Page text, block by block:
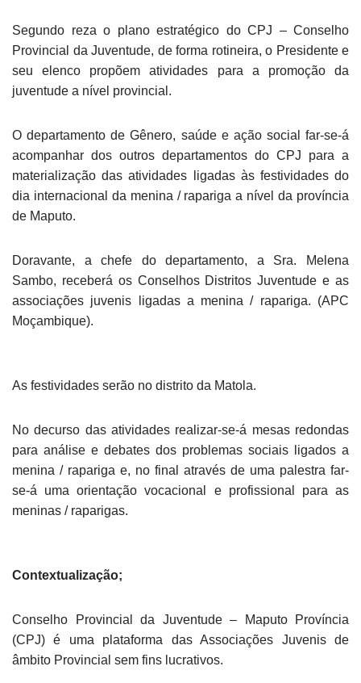
Segundo reza o plano estratégico do CPJ – Conselho
Provincial da Juventude, de forma rotineira, o Presidente e
seu elenco propõem atividades para a promoção da
juventude a nível provincial.
O departamento de Gênero, saúde e ação social far-se-á
acompanhar dos outros departamentos do CPJ para a
materialização das atividades ligadas às festividades do
dia internacional da menina / rapariga a nível da província
de Maputo.
Doravante, a chefe do departamento, a Sra. Melena
Sambo, receberá os Conselhos Distritos Juventude e as
associações juvenis ligadas a menina / rapariga. (APC
Moçambique).
As festividades serão no distrito da Matola.
No decurso das atividades realizar-se-á mesas redondas
para análise e debates dos problemas sociais ligados a
menina / rapariga e, no final através de uma palestra far-
se-á uma orientação vocacional e profissional para as
meninas / raparigas.
Contextualização;
Conselho Provincial da Juventude – Maputo Província
(CPJ) é uma plataforma das Associações Juvenis de
âmbito Provincial sem fins lucrativos.